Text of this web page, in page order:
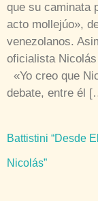
que su caminata
acto mollejúo»,
venezolanos.
oficialista
«Yo creo que
debate, entre él
Battistini “Desde
Nicolás”